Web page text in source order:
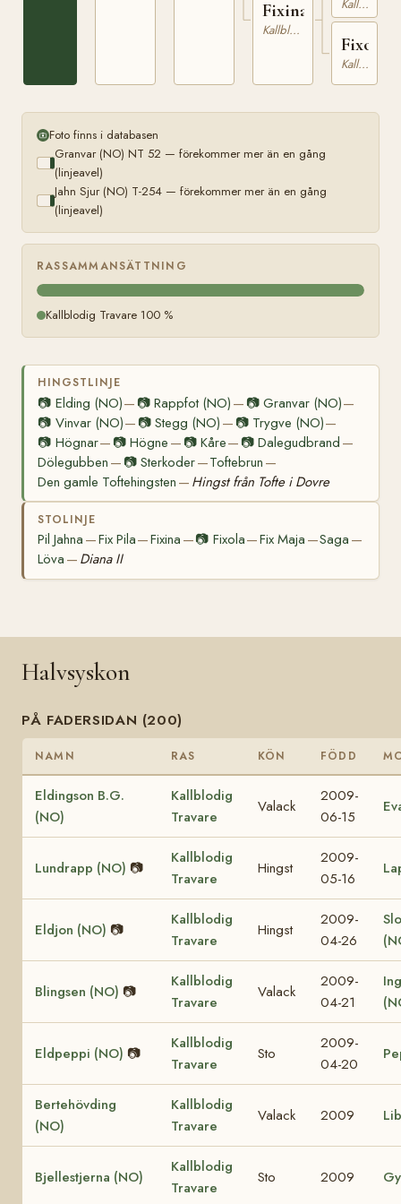
Fixina
Kallblodig Travare
NT
7
Kallblodig Travare
Fixola
Kallblodig Travare
Foto finns i databasen
Granvar (NO) NT 52 — förekommer mer än en gång
(linjeavel)
Jahn Sjur (NO) T-254 — förekommer mer än en gång
(linjeavel)
RASSAMMANSÄTTNING
Kallblodig Travare 100 %
HINGSTLINJE
📷 Elding (NO)— 📷Rappfot (NO) — 📷 Granvar (NO)—
📷 Vinvar (NO)— 📷Stegg (NO) — 📷 Trygve (NO)—
📷 Högnar— 📷Högne — 📷 Kåre— 📷 Dalegudbrand —
Dölegubben — 📷Sterkoder—Toftebrun —
Den gamle Toftehingsten — Hingst från Tofte i Dovre
STOLINJE
Pil Jahna —Fix Pila—Fixina —📷 Fixola—Fix Maja —Saga —
Löva — Diana II
Halvsyskon
PÅ FADERSIDAN (200)
NAMN RAS KÖN FÖDD
Eldingson B.G.
(NO)
Kallblodig
Travare
Valack
2009-
06-15
Lundrapp (NO) 📷
Kallblodig
Travare
Hingst
2009-
05-16
Eldjon (NO) 📷
Kallblodig
Travare
Hingst
2009-
04-26
Blingsen (NO) 📷
Kallblodig
Travare
Valack
2009-
04-21
Eldpeppi (NO) 📷
Kallblodig
Travare
Sto
2009-
04-20
Bertehövding
(NO)
Kallblodig
Travare
Valack 2009
Bjellestjerna (NO)
Kallblodig
Travare
Sto 2009